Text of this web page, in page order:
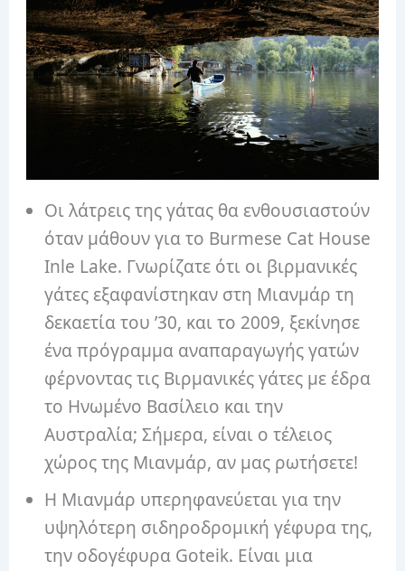
Οι λάτρεις της γάτας θα ενθουσιαστούν
όταν μάθουν για το Burmese Cat House
Inle Lake. Γνωρίζατε ότι οι βιρμανικές
γάτες εξαφανίστηκαν στη Μιανμάρ τη
δεκαετία του ’30, και το 2009, ξεκίνησε
ένα πρόγραμμα αναπαραγωγής γατών
φέρνοντας τις Βιρμανικές γάτες με έδρα
το Ηνωμένο Βασίλειο και την
Αυστραλία; Σήμερα, είναι ο τέλειος
χώρος της Μιανμάρ, αν μας ρωτήσετε!
Η Μιανμάρ υπερηφανεύεται για την
υψηλότερη σιδηροδρομική γέφυρα της,
την οδογέφυρα Goteik. Είναι μια